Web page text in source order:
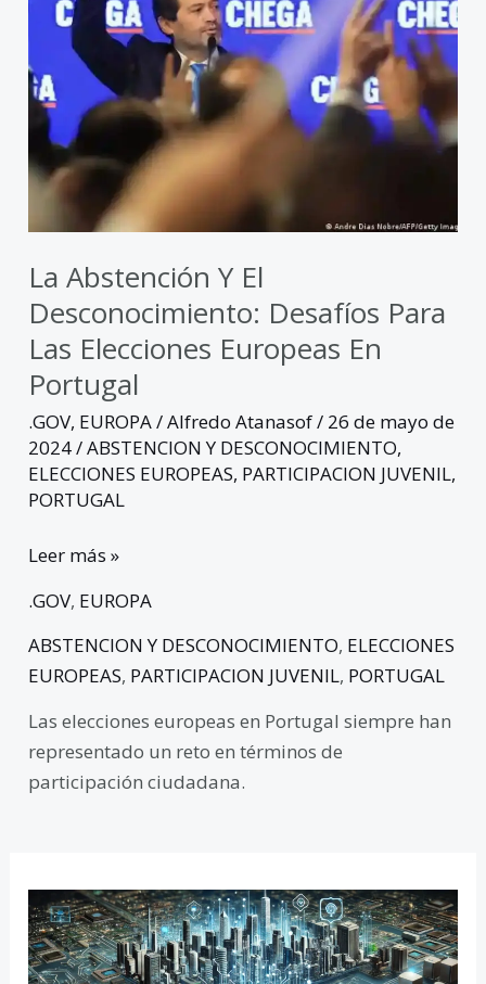
La Abstención Y El
Desconocimiento: Desafíos Para
Las Elecciones Europeas En
Portugal
.GOV, EUROPA/Alfredo Atanasof/ 26 de mayo de
2024/ABSTENCION Y DESCONOCIMIENTO,
ELECCIONES EUROPEAS, PARTICIPACION JUVENIL,
PORTUGAL
elecciones
europeas
en
Portugal
Leer más »
.GOV, EUROPA
ABSTENCION Y DESCONOCIMIENTO, ELECCIONES
EUROPEAS, PARTICIPACION JUVENIL, PORTUGAL
Las elecciones europeas en Portugal siempre han
representado un reto en términos de
participación ciudadana.